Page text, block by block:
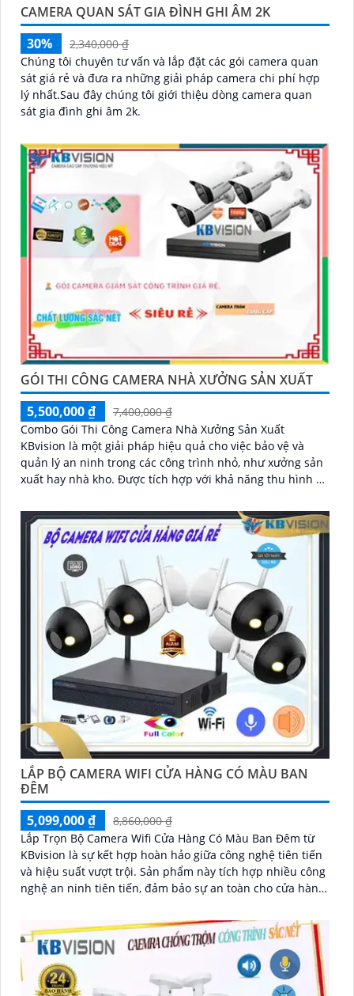
CAMERA QUAN SÁT GIA ĐÌNH GHI ÂM 2K
30%
2,340,000 ₫
Chúng tôi chuyên tư vấn và lắp đặt các gói camera quan
sát giá rẻ và đưa ra những giải pháp camera chi phí hợp
lý nhất.Sau đây chúng tôi giới thiệu dòng camera quan
sát gia đình ghi âm 2k.
GÓI THI CÔNG CAMERA NHÀ XƯỞNG SẢN XUẤT
5,500,000 ₫
7,400,000 ₫
Combo Gói Thi Công Camera Nhà Xưởng Sản Xuất
KBvision là một giải pháp hiệu quả cho việc bảo vệ và
quản lý an ninh trong các công trình nhỏ, như xưởng sản
xuất hay nhà kho. Được tích hợp với khả năng thu hình ổn
LẮP BỘ CAMERA WIFI CỬA HÀNG CÓ MÀU BAN
ĐÊM
5,099,000 ₫
8,860,000 ₫
Lắp Trọn Bộ Camera Wifi Cửa Hàng Có Màu Ban Đêm từ
KBvision là sự kết hợp hoàn hảo giữa công nghệ tiên tiến
và hiệu suất vượt trội. Sản phẩm này tích hợp nhiều công
nghệ an ninh tiên tiến, đảm bảo sự an toàn cho cửa hàng